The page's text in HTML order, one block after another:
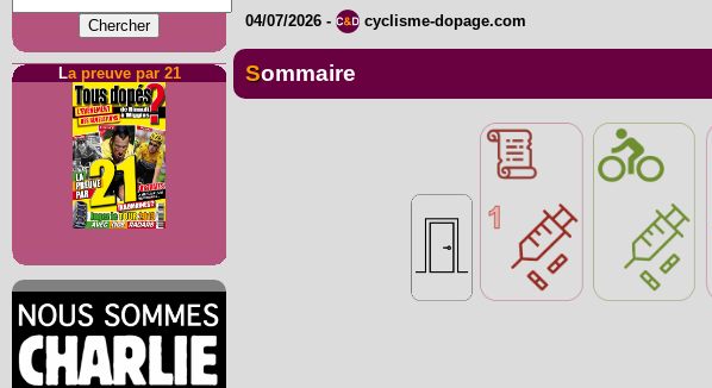
La preuve par 21
04/07/2026 - cyclisme-dopage.com
Sommaire